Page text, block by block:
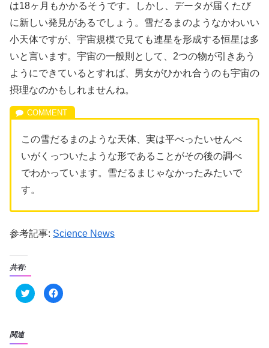
は18ヶ月もかかるそうです。しかし、データが届くたび
に新しい発見があるでしょう。雪だるまのようなかわいい
小天体ですが、宇宙規模で見ても連星を形成する恒星は多
いと言います。宇宙の一般則として、2つの物が引きあう
ようにできているとすれば、男女がひかれ合うのも宇宙の
摂理なのかもしれませんね。
この雪だるまのような天体、実は平べったいせんべ
いがくっついたような形であることがその後の調べ
でわかっています。雪だるまじゃなかったみたいで
す。
参考記事: Science News
共有:
ク
リ
F
a
関連